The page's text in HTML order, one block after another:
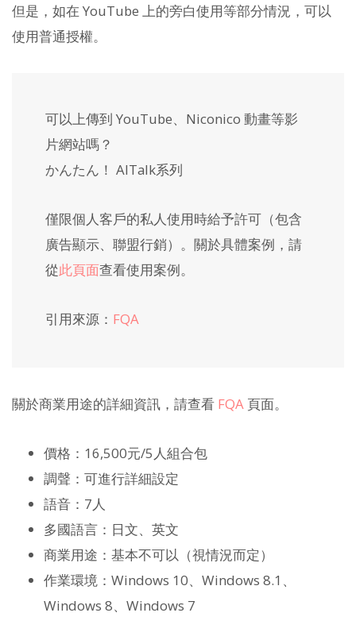
但是，如在 YouTube 上的旁白使用等部分情況，可以
使用普通授權。
可以上傳到 YouTube、Niconico 動畫等影
片網站嗎？
かんたん！ AITalk系列
僅限個人客戶的私人使用時給予許可（包含
廣告顯示、聯盟行銷）。關於具體案例，請
從此頁面查看使用案例。
引用來源： FQA
關於商業用途的詳細資訊，請查看 FQA 頁面。
價格：16,500元/5人組合包
調聲：可進行詳細設定
語音：7人
多國語言：日文、英文
商業用途：基本不可以（視情況而定）
作業環境：Windows 10、Windows 8.1、
Windows 8、Windows 7